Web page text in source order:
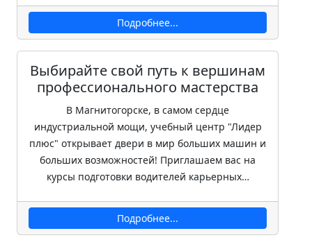
Подробнее...
Выбирайте свой путь к вершинам
профессионального мастерства
В Магнитогорске, в самом сердце
индустриальной мощи, учебный центр "Лидер
плюс" открывает двери в мир больших машин и
больших возможностей! Приглашаем вас на
курсы подготовки водителей карьерных…
Подробнее...